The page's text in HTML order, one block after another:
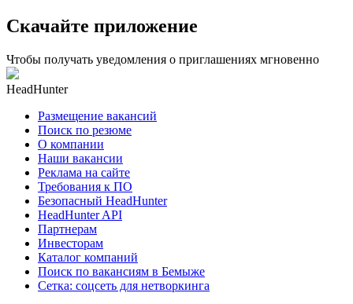
Скачайте приложение
Чтобы получать уведомления о приглашениях мгновенно
HeadHunter
Размещение вакансий
Поиск по резюме
О компании
Наши вакансии
Реклама на сайте
Требования к ПО
Безопасный HeadHunter
HeadHunter API
Партнерам
Инвесторам
Каталог компаний
Поиск по вакансиям в Бемыже
Сетка: соцсеть для нетворкинга